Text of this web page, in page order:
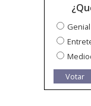
Genial
Votar